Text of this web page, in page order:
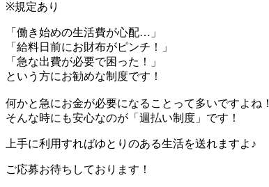
※規定あり
「働き始めの生活費が心配…」
「給料日前にお財布がピンチ！」
「急な出費が必要で困った！」
という方にお勧めな制度です！
何かと急にお金が必要になることって多いですよね！
そんな時にも安心なのが「週払い制度」です！
上手に利用すればゆとりのある生活を送れますよ♪
ご応募お待ちしております！